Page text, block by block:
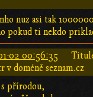
nuz asi tak
pokud ti nekdo
02 00:56:35
v doméně seznam.cz
přírodou,